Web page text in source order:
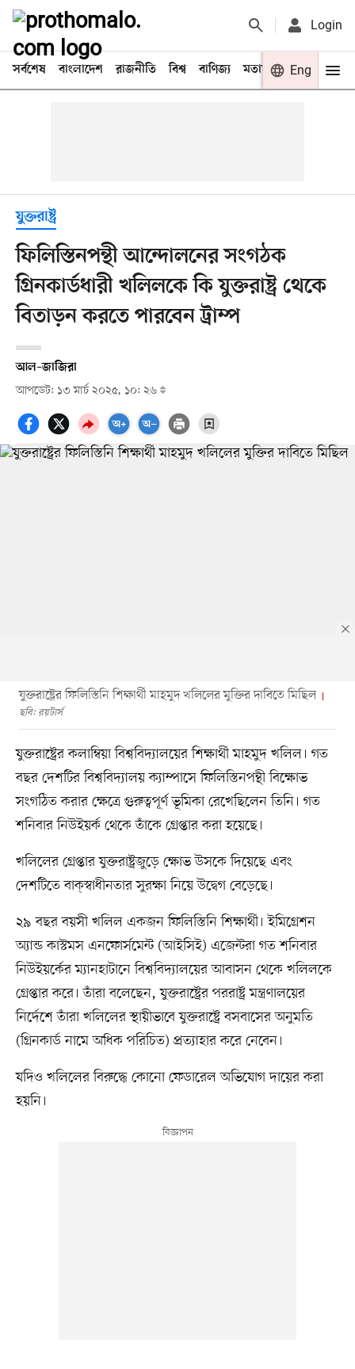
Login
সর্বশেষ বাংলাদেশ রাজনীতি বিশ্ব বাণিজ্য মতামত খেলা
Eng
যুক্তরাষ্ট্র
ফিলিস্তিনপন্থী আন্দোলনের সংগঠক
গ্রিনকার্ডধারী খলিলকে কি যুক্তরাষ্ট্র থেকে
বিতাড়ন করতে পারবেন ট্রাম্প
আল–জাজিরা
আপডেট: ১৩ মার্চ ২০২৫, ১০: ২৬
যুক্তরাষ্ট্রের ফিলিস্তিনি শিক্ষার্থী মাহমুদ খলিলের মুক্তির দাবিতে মিছিল
ছবি: রয়টার্স
যুক্তরাষ্ট্রের কলাম্বিয়া বিশ্ববিদ্যালয়ের শিক্ষার্থী মাহমুদ খলিল। গত
বছর দেশটির বিশ্ববিদ্যালয় ক্যাম্পাসে ফিলিস্তিনপন্থী বিক্ষোভ
সংগঠিত করার ক্ষেত্রে গুরুত্বপূর্ণ ভূমিকা রেখেছিলেন তিনি। গত
শনিবার নিউইয়র্ক থেকে তাঁকে গ্রেপ্তার করা হয়েছে।
খলিলের গ্রেপ্তার যুক্তরাষ্ট্রজুড়ে ক্ষোভ উসকে দিয়েছে এবং
দেশটিতে বাক্‌স্বাধীনতার সুরক্ষা নিয়ে উদ্বেগ বেড়েছে।
২৯ বছর বয়সী খলিল একজন ফিলিস্তিনি শিক্ষার্থী। ইমিগ্রেশন
অ্যান্ড কাস্টমস এনফোর্সমেন্ট (আইসিই) এজেন্টরা গত শনিবার
নিউইয়র্কের ম্যানহাটানে বিশ্ববিদ্যালয়ের আবাসন থেকে খলিলকে
গ্রেপ্তার করে। তাঁরা বলেছেন, যুক্তরাষ্ট্রের পররাষ্ট্র মন্ত্রণালয়ের
নির্দেশে তাঁরা খলিলের স্থায়ীভাবে যুক্তরাষ্ট্রে বসবাসের অনুমতি
(গ্রিনকার্ড নামে অধিক পরিচিত) প্রত্যাহার করে নেবেন।
যদিও খলিলের বিরুদ্ধে কোনো ফেডারেল অভিযোগ দায়ের করা
হয়নি।